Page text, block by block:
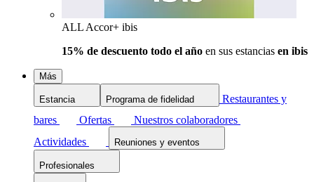
ALL Accor+ ibis
15% de descuento todo el año en sus estancias en ibis
Más
Estancia Programa de fidelidad
Restaurantes y
bares
Ofertas
Nuestros colaboradores
Actividades
Reuniones y eventos
Profesionales